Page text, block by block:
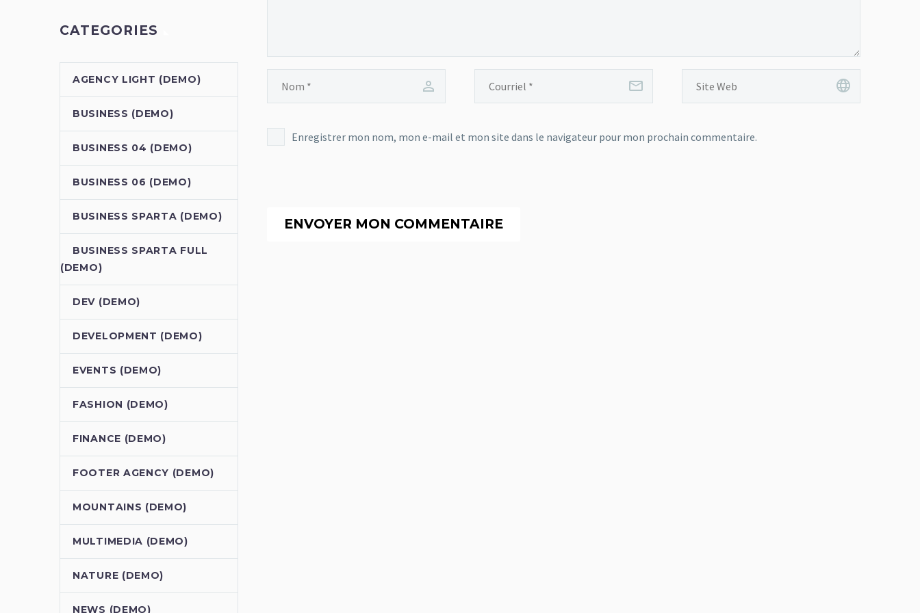
Enregistrer mon nom, mon e-mail et mon site dans le navigateur pour mon prochain commentaire.
ENVOYER MON COMMENTAIRE
CATEGORIES
AGENCY LIGHT (DEMO)
BUSINESS (DEMO)
BUSINESS 04 (DEMO)
BUSINESS 06 (DEMO)
BUSINESS SPARTA (DEMO)
BUSINESS SPARTA FULL
(DEMO)
DEV (DEMO)
DEVELOPMENT (DEMO)
EVENTS (DEMO)
FASHION (DEMO)
FINANCE (DEMO)
FOOTER AGENCY (DEMO)
MOUNTAINS (DEMO)
MULTIMEDIA (DEMO)
NATURE (DEMO)
NEWS (DEMO)